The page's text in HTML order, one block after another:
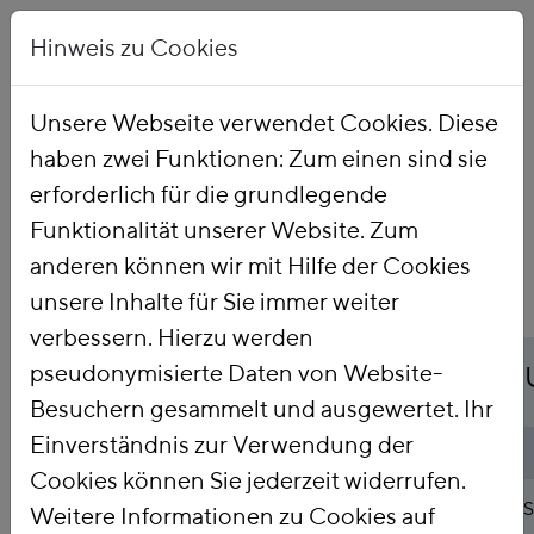
Startseite Publikationen
Aufkommensneutrale
Publikationsart Studie
Abstract
Im Auftrag des VDMA hat das
Hinweis zu Cookies
Unsere Webseite verwendet Cookies. Diese
haben zwei Funktionen: Zum einen sind sie
erforderlich für die grundlegende
Funktionalität unserer Website. Zum
anderen können wir mit Hilfe der Cookies
unsere Inhalte für Sie immer weiter
verbessern. Hierzu werden
pseudonymisierte Daten von Website-
Besuchern gesammelt und ausgewertet. Ihr
Einverständnis zur Verwendung der
Cookies können Sie jederzeit widerrufen.
Weitere Informationen zu Cookies auf